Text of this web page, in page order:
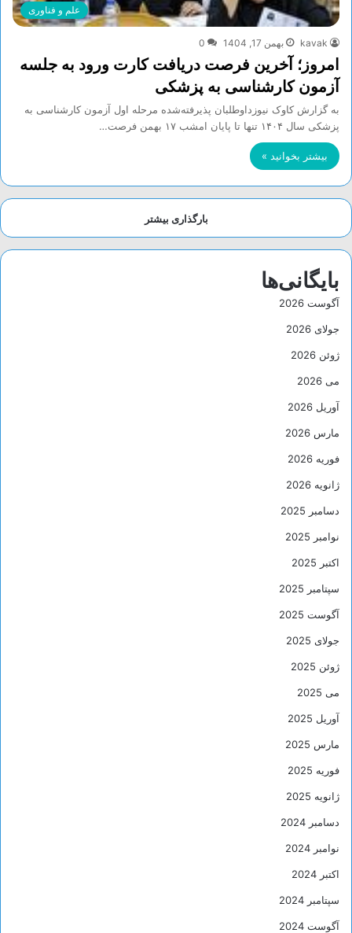
علم و فناوری
kavak بهمن 17, 1404 0
امروز؛ آخرین فرصت دریافت کارت ورود به جلسه
آزمون کارشناسی به پزشکی
به گزارش کاوک نیوزداوطلبان پذیرفته‌شده مرحله اول آزمون کارشناسی به
پزشکی سال ۱۴۰۴ تنها تا پایان امشب ۱۷ بهمن فرصت…
بیشتر بخوانید »
بارگذاری بیشتر
بایگانی‌ها
آگوست 2026
جولای 2026
ژوئن 2026
می 2026
آوریل 2026
مارس 2026
فوریه 2026
ژانویه 2026
دسامبر 2025
نوامبر 2025
اکتبر 2025
سپتامبر 2025
آگوست 2025
جولای 2025
ژوئن 2025
می 2025
آوریل 2025
مارس 2025
فوریه 2025
ژانویه 2025
دسامبر 2024
نوامبر 2024
اکتبر 2024
سپتامبر 2024
آگوست 2024